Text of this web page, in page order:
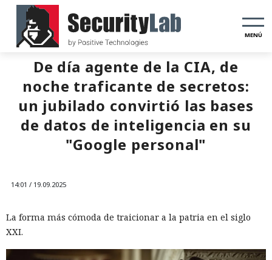
MENÚ
De día agente de la CIA, de
noche traficante de secretos:
un jubilado convirtió las bases
de datos de inteligencia en su
"Google personal"
14:01 / 19.09.2025
La forma más cómoda de traicionar a la patria en el siglo
XXI.